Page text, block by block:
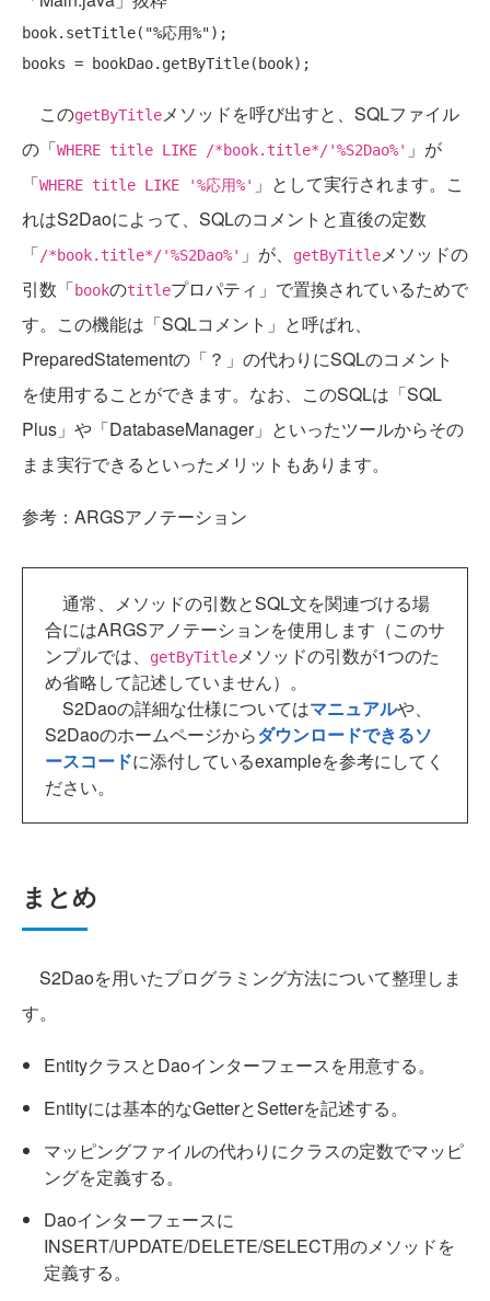
book.setTitle( "%応用%");
このgetByTitleメソッドを呼び出すと、SQLファイル
の「WHERE title LIKE /*book.title*/'%S2Dao%' 」が
「WHERE title LIKE '%応用%' 」として実行されます。こ
れはS2Daoによって、SQLのコメントと直後の定数
「/*book.title*/'%S2Dao%' 」が、 getByTitleメソッドの
引数「bookのtitleプロパティ」で置換されているためで
す。この機能は「SQLコメント」と呼ばれ、
PreparedStatementの「？」の代わりにSQLのコメント
を使用することができます。なお、このSQLは「SQL
Plus」や「DatabaseManager」といったツールからその
まま実行できるといったメリットもあります。
参考：ARGSアノテーション
通常、メソッドの引数とSQL文を関連づける場
合にはARGSアノテーションを使用します（このサ
ンプルでは、
getByTitleメソッドの引数が1つのた
め省略して記述していません）。
S2Daoの詳細な仕様についてはマニュアルや、
S2Daoのホームページからダウンロードできるソ
ースコードに添付しているexampleを参考にしてく
ださい。
まとめ
S2Daoを用いたプログラミング方法について整理しま
す。
EntityクラスとDaoインターフェースを用意する。
Entityには基本的なGetterとSetterを記述する。
マッピングファイルの代わりにクラスの定数でマッピ
ングを定義する。
Daoインターフェースに
INSERT/UPDATE/DELETE/SELECT用のメソッドを
定義する。